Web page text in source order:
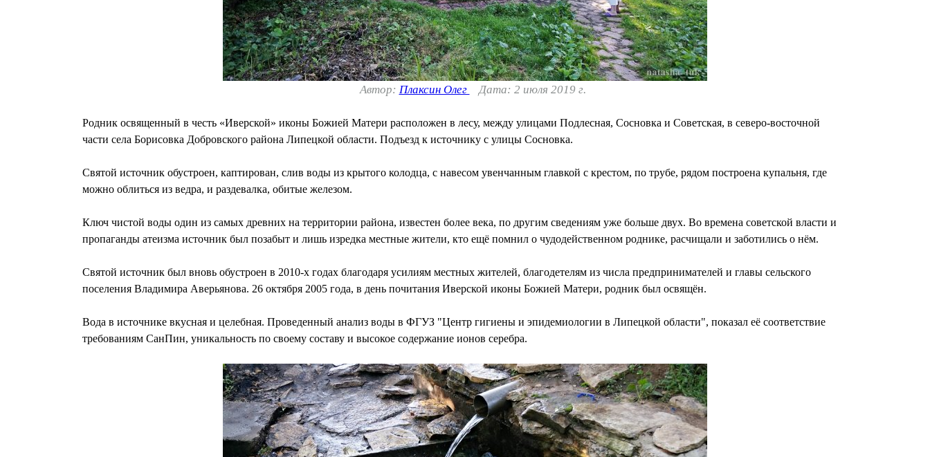
Автор: Плаксин Олег Дата: 2 июля 2019 г.
Родник освященный в честь «Иверской» иконы Божией Матери расположен в лесу, между улицами Подлесная, Сосновка и Советская, в северо-восточной
части села Борисовка Добровского района Липецкой области. Подъезд к источнику с улицы Сосновка.
Святой источник обустроен, каптирован, слив воды из крытого колодца, с навесом увенчанным главкой с крестом, по трубе, рядом построена купальня, где
можно облиться из ведра, и раздевалка, обитые железом.
Ключ чистой воды один из самых древних на территории района, известен более века, по другим сведениям уже больше двух. Во времена советской власти и
пропаганды атеизма источник был позабыт и лишь изредка местные жители, кто ещё помнил о чудодейственном роднике, расчищали и заботились о нём.
Святой источник был вновь обустроен в 2010-х годах благодаря усилиям местных жителей, благодетелям из числа предпринимателей и главы сельского
поселения Владимира Аверьянова. 26 октября 2005 года, в день почитания Иверской иконы Божией Матери, родник был освящён.
Вода в источнике вкусная и целебная. Проведенный анализ воды в ФГУЗ "Центр гигиены и эпидемиологии в Липецкой области", показал её соответствие
требованиям СанПин, уникальность по своему составу и высокое содержание ионов серебра.